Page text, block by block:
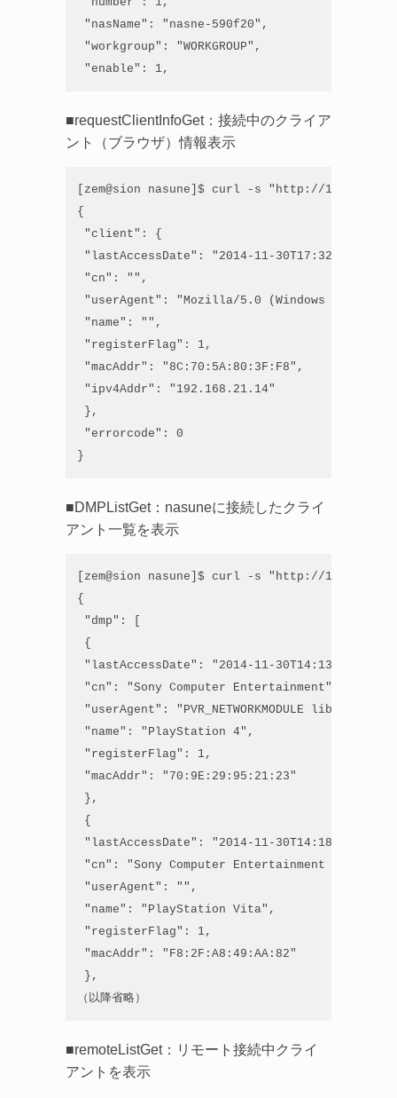
"nasName": "nasne-590f20",
"workgroup": "WORKGROUP",
"enable": 1,
■requestClientInfoGet：接続中のクライア
ント（ブラウザ）情報表示
[zem@sion nasune]$ curl -s "http://
{
"client": {
"lastAccessDate": "2014-11-
"cn": "",
"userAgent": "Mozilla/5.0 (Windows NT 6.1;
"name": "",
"registerFlag": 1,
"macAddr": "8C:70:5A:80:3F:F8",
"ipv4Addr": "192.168.21.14"
},
"errorcode": 0
}
■DMPListGet：nasuneに接続したクライ
アント一覧を表示
[zem@sion nasune]$ curl -s "http://
{
"dmp": [
{
"lastAccessDate": "2014-11-
"cn": "Sony Computer Entertainment",
"userAgent": "PVR_NETWORKMODULE libhttp/
"name": "PlayStation 4",
"registerFlag": 1,
"macAddr": "70:9E:29:95:21:23"
},
{
"lastAccessDate": "2014-11-
"cn": "Sony Computer Entertainment Inc.",
"userAgent": "",
"name": "PlayStation Vita",
"registerFlag": 1,
"macAddr": "F8:2F:A8:49:AA:82"
},
（以降省略）
■remoteListGet：リモート接続中クライ
アントを表示